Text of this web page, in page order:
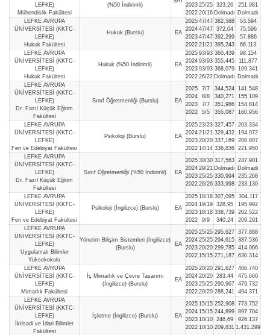
LEFKE)
Mühendislik Fakültesi
(%50 İndirimli)
2023
2022
25/25
20/16
323,26
Dolmadı
251.981
Dolmadı
LEFKE AVRUPA
ÜNİVERSİTESİ (KKTC-
LEFKE)
Hukuk Fakültesi
Hukuk (Burslu) EA
2025
2024
2023
2022
47/47
47/47
47/47
21/21
382,588
372,04
392,299
395,243
53.594
75.596
57.886
66.113
LEFKE AVRUPA
ÜNİVERSİTESİ (KKTC-
LEFKE)
Hukuk Fakültesi
Hukuk (%50 İndirimli) EA
2025
2024
2023
2022
93/93
93/93
93/93
26/22
360,439
355,445
368,079
Dolmadı
98.154
111.877
109.341
Dolmadı
LEFKE AVRUPA
ÜNİVERSİTESİ (KKTC-
LEFKE)
Dr. Fazıl Küçük Eğitim
Fakültesi
Sınıf Öğretmenliği (Burslu) EA
2025
2024
2023
2022
7/7
8/8
7/7
5/5
344,524
340,271
351,986
355,087
141.548
155.109
154.814
160.956
LEFKE AVRUPA
ÜNİVERSİTESİ (KKTC-
LEFKE)
Fen ve Edebiyat Fakültesi
Psikoloji (Burslu) EA
2025
2024
2023
2022
23/23
21/21
20/20
14/14
327,457
329,432
337,169
336,836
203.334
194.072
208.807
221.950
LEFKE AVRUPA
ÜNİVERSİTESİ (KKTC-
LEFKE)
Dr. Fazıl Küçük Eğitim
Fakültesi
Sınıf Öğretmenliği (%50 İndirimli) EA
2025
2024
2023
2022
30/30
29/21
25/25
26/26
317,563
Dolmadı
330,994
333,998
247.901
Dolmadı
235.268
233.130
LEFKE AVRUPA
ÜNİVERSİTESİ (KKTC-
LEFKE)
Fen ve Edebiyat Fakültesi
Psikoloji (İngilizce) (Burslu) EA
2025
2024
2023
2022
18/18
19/19
18/18
9/9
307,095
328,95
338,739
340,24
304.117
195.992
202.522
209.291
LEFKE AVRUPA
ÜNİVERSİTESİ (KKTC-
LEFKE)
Uygulamalı Bilimler
Yüksekokulu
Yönetim Bilişim Sistemleri (İngilizce)
(Burslu)
EA
2025
2024
2023
2022
25/25
25/25
20/20
15/15
295,627
294,615
299,785
271,187
377.888
387.536
414.066
630.314
LEFKE AVRUPA
ÜNİVERSİTESİ (KKTC-
LEFKE)
Mimarlık Fakültesi
İç Mimarlık ve Çevre Tasarımı
(İngilizce) (Burslu)
EA
2025
2024
2023
2022
20/20
20/20
25/25
20/20
291,627
283,44
290,967
288,241
406.740
475.660
479.732
494.371
LEFKE AVRUPA
ÜNİVERSİTESİ (KKTC-
LEFKE)
İktisadi ve İdari Bilimler
Fakültesi
İşletme (İngilizce) (Burslu) EA
2025
2024
2023
2022
15/15
15/15
10/10
10/10
252,908
244,899
246,69
209,831
773.752
897.704
926.137
1.431.299